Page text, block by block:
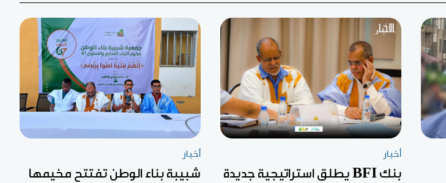
أخبار
بنك BFI يطلق استراتيجية جديدة
أخبار
شبيبة بناء الوطن تفتتح مخيمها